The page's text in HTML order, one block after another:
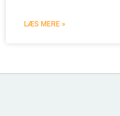
LÆS MERE »